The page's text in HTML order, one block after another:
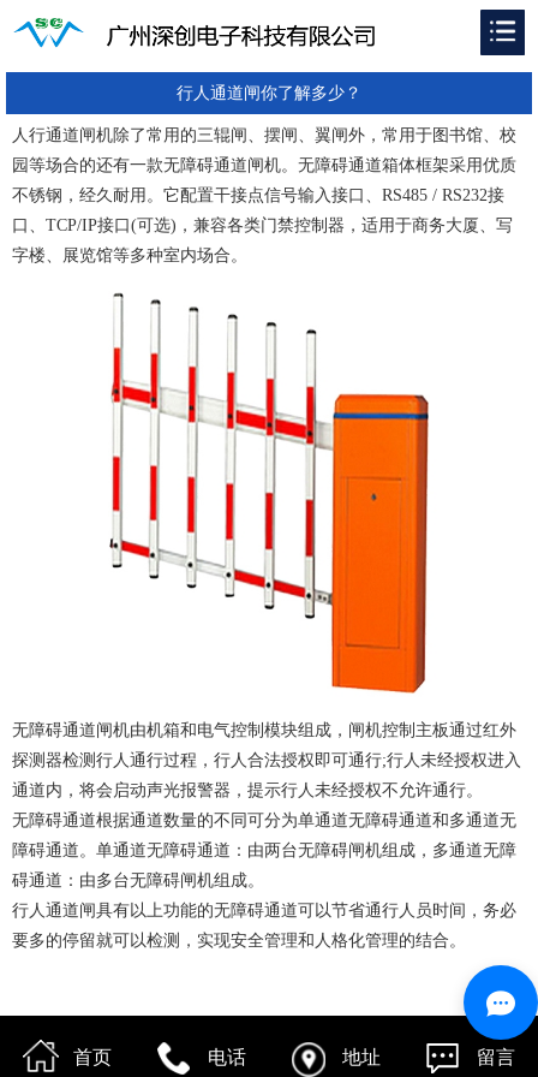
行人通道闸你了解多少？
人行通道闸机除了常用的三辊闸、摆闸、翼闸外，常用于图书馆、校
园等场合的还有一款无障碍通道闸机。无障碍通道箱体框架采用优质
不锈钢，经久耐用。它配置干接点信号输入接口、RS485 / RS232接
口、TCP/IP接口(可选)，兼容各类门禁控制器，适用于商务大厦、写
字楼、展览馆等多种室内场合。
无障碍通道闸机由机箱和电气控制模块组成，闸机控制主板通过红外
探测器检测行人通行过程，行人合法授权即可通行;行人未经授权进入
通道内，将会启动声光报警器，提示行人未经授权不允许通行。
无障碍通道根据通道数量的不同可分为单通道无障碍通道和多通道无
障碍通道。单通道无障碍通道：由两台无障碍闸机组成，多通道无障
碍通道：由多台无障碍闸机组成。
行人通道闸具有以上功能的无障碍通道可以节省通行人员时间，务必
要多的停留就可以检测，实现安全管理和人格化管理的结合。
首页 电话 地址 留言